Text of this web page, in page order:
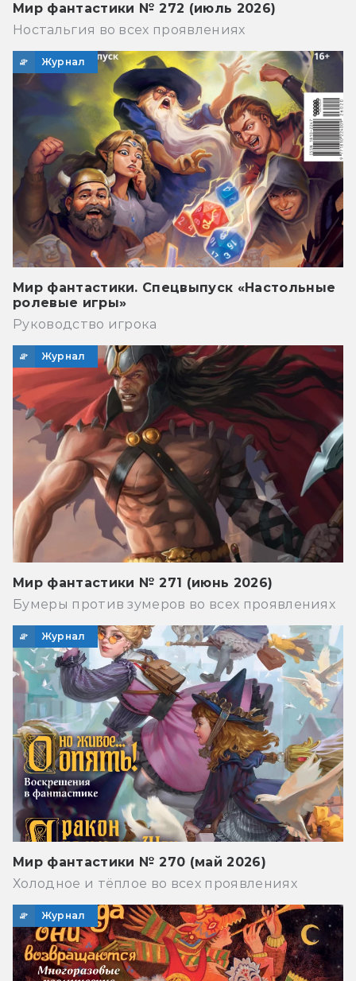
Мир фантастики № 272 (июль 2026)
Ностальгия во всех проявлениях
Журнал
Мир фантастики. Спецвыпуск «Настольные
ролевые игры»
Руководство игрока
Журнал
Мир фантастики № 271 (июнь 2026)
Бумеры против зумеров во всех проявлениях
Журнал
Мир фантастики № 270 (май 2026)
Холодное и тёплое во всех проявлениях
Журнал